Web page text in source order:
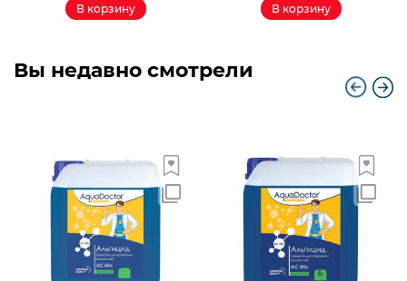
В корзину В корзину
Вы недавно смотрели